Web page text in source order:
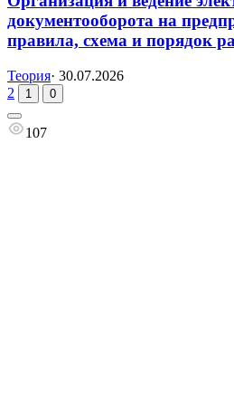
документооборота на
правила, схема и порядок
Теория· 30.07.2026
2
1 0
107